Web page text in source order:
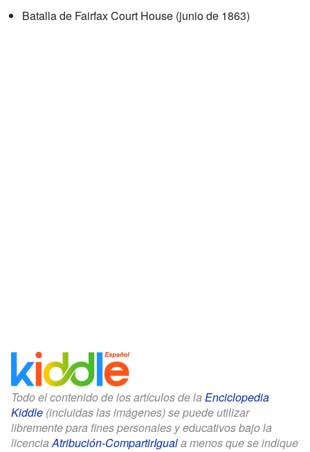
Batalla de Fairfax Court House (junio de 1863)
Todo el contenido de los artículos de la Enciclopedia
Kiddle (incluidas las imágenes) se puede utilizar
libremente para fines personales y educativos bajo la
licenciaAtribución-CompartirIguala menos que se indique